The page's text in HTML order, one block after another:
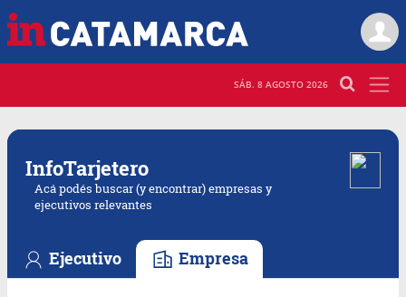
SÁB. 8 AGOSTO 2026
InfoTarjetero
Acá podés buscar (y encontrar) empresas y
ejecutivos relevantes
Ejecutivo Empresa